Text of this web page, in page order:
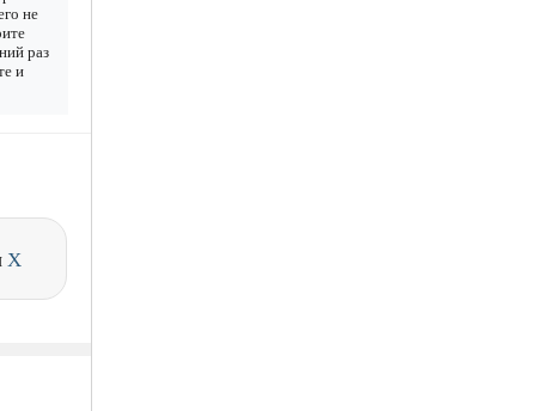
не
раз
и
X